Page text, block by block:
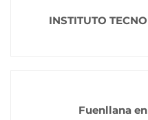
INSTITUTO
Fuenllana